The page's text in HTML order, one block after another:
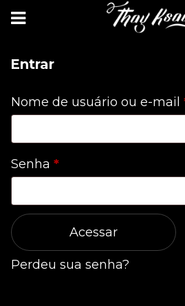
Entrar
Nome de usuário ou e-mail
Senha *Obrigatório
Acessar
Perdeu sua senha?